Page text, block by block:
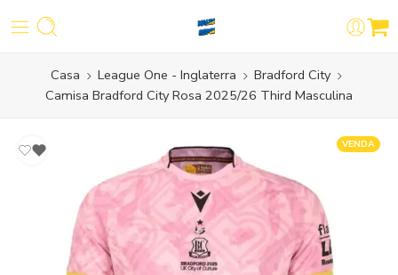
Casa League One - Inglaterra
Bradford City
Camisa Bradford City Rosa 2025/26 Third Masculina
VENDA